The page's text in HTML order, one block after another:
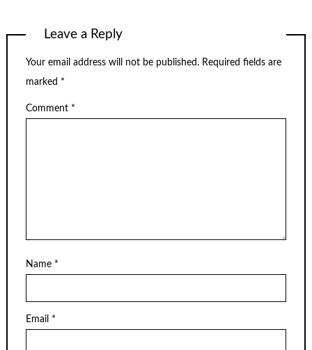
Leave a Reply
Your email address will not be published. Required fields are
marked *
Comment *
Name *
Email *